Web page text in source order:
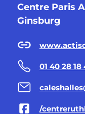
Centre Paris
Ginsburg
01 40 28 18
/